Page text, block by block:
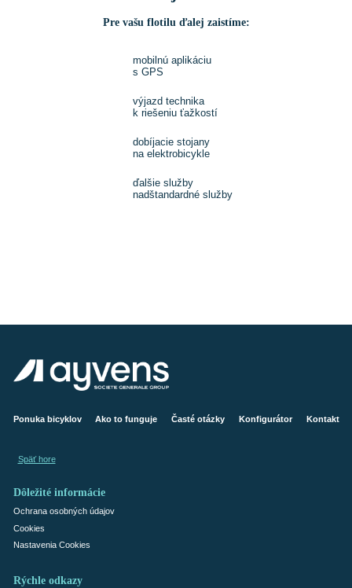
Pre vašu flotilu ďalej zaistíme:
mobilnú aplikáciu
s GPS
výjazd technika
k riešeniu ťažkostí
dobíjacie stojany
na elektrobicykle
ďalšie služby
nadštandardné služby
Ponuka bicyklov Ako to funguje Časté otázky Konfigurátor Kontakt
Späť hore
Dôležité informácie
Ochrana osobných údajov
Cookies
Nastavenia Cookies
Rýchle odkazy